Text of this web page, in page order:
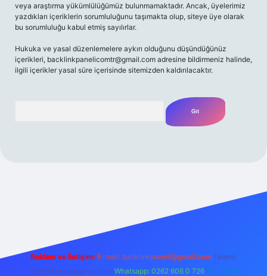
veya araştırma yükümlülüğümüz bulunmamaktadır. Ancak, üyelerimiz
yazdıkları içeriklerin sorumluluğunu taşımakta olup, siteye üye olarak
bu sorumluluğu kabul etmiş sayılırlar.
Hukuka ve yasal düzenlemelere aykırı olduğunu düşündüğünüz
içerikleri, backlinkpanelicomtr@gmail.com adresine bildirmeniz halinde,
ilgili içerikler yasal süre içerisinde sitemizden kaldırılacaktır.
Reklam ve İletişim: E-mail: backlinkpaneli@gmail.com Teams:
forumhizmeti@gmail.com Whatsapp: 0262 606 0 726 Telegram: